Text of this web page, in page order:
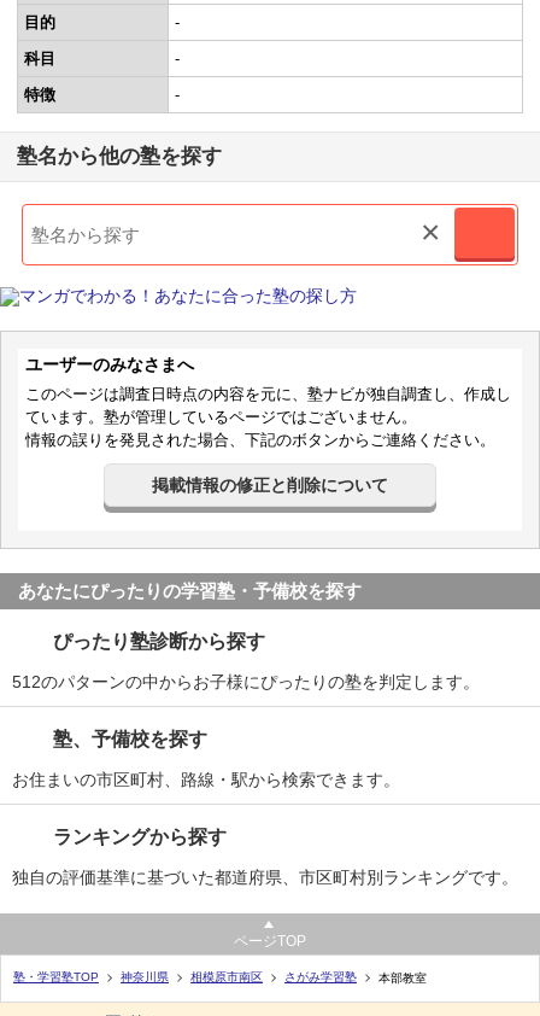
目的
-
科目
-
特徴
-
塾名から他の塾を探す
×
ユーザーのみなさまへ
このページは調査日時点の内容を元に、塾ナビが独自調査し、作成し
ています。塾が管理しているページではございません。
情報の誤りを発見された場合、下記のボタンからご連絡ください。
掲載情報の修正と削除について
あなたにぴったりの学習塾・予備校を探す
ぴったり塾診断から探す
512のパターンの中からお子様にぴったりの塾を判定します。
塾、予備校を探す
お住まいの市区町村、路線・駅から検索できます。
ランキングから探す
独自の評価基準に基づいた都道府県、市区町村別ランキングです。
ページTOP
塾・学習塾TOP 神奈川県 相模原市南区 さがみ学習塾 本部教室